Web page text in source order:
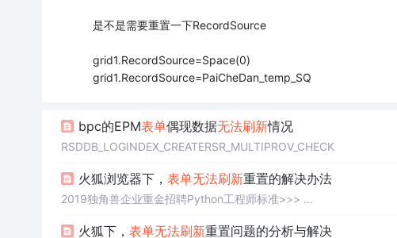
是不是需要重置一下RecordSource
grid1.RecordSource=Space(0)
grid1.RecordSource=PaiCheDan_temp_SQ
bpc的EPM表单偶现数据无法刷新情况
RSDDB_LOGINDEX_CREATERSR_MULTIPROV_CHECK
火狐浏览器下， 表单无法刷新重置的解决办法
2019独角兽企业重金招聘Python工程师标准>>> ...
火狐下， 表单无法刷新重置问题的分析与解决